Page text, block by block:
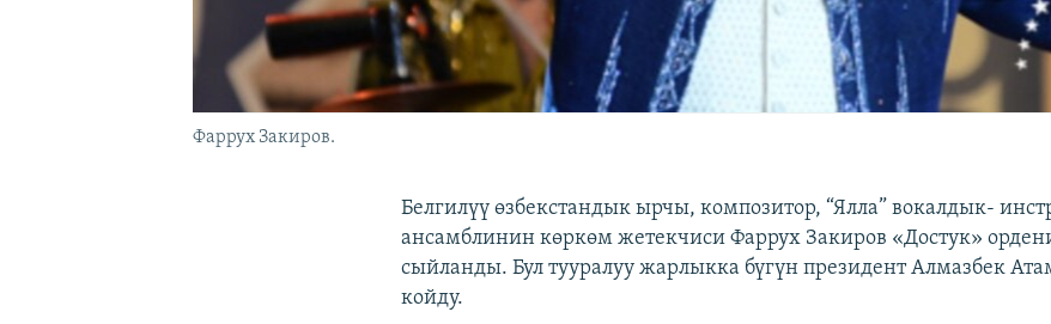
Фаррух Закиров.
Белгилүү өзбекстандык ырчы, композитор, “Ялла” вокалдык-
ансамблинин көркөм жетекчиси Фаррух Закиров «Достук»
сыйланды. Бул тууралуу жарлыкка бүгүн президент Алмазбек
койду.